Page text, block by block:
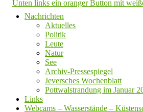
Nachrichten
Aktuelles
Politik
Leute
Natur
See
Archiv-Pressespiegel
Jeversches Wochenblatt
Pottwalstrandung im Januar
Links
Webcams – Wasserstände –